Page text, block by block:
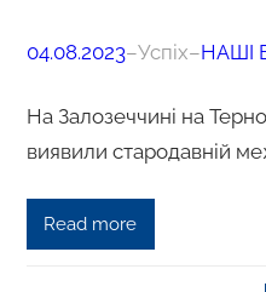
04.08.2023–Успіх–НАШІ
На Залозеччині на
виявили стародавній
Read more